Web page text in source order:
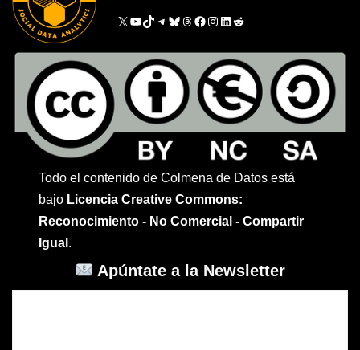
Todo el contenido de Colmena de Datos está
bajo Licencia Creative Commons:
Reconocimiento - No Comercial - Compartir
Igual .
Apúntate a la Newsletter